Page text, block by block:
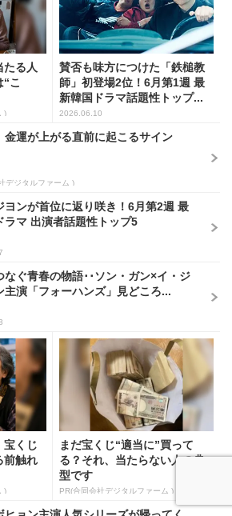
たる人
こ
)
賛否も味方につけた「鉄槌教
師」初登場2位！6月第1週 最
新韓国ドラマ話題性トップ...
2026.06.10
金運が上がる直前に起こるサイン
デジタルファーム )
ヨンが首位に返り咲き！6月第2週 最
ラマ 出演者話題性トップ5
なぐ青春の物語･･ソン・ガン×イ・ジ
主演「フォーハンズ」見どころ...
宝くじ
前触れ
)
まだ宝くじ“適当に”買って
る？それ、当たらない人の典
型です
PR(合同会社デジタルファーム )